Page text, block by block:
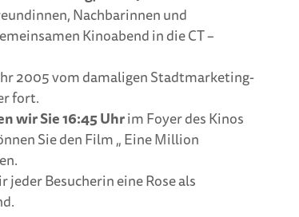
Nachbarinnen und
Kinoabend in die CT –
2005 vom damaligen Stadtmarketing-
fort.
wir Sie 16:45 Uhrim Foyer des Kinos
Sie den Film „ Eine Million
Besucherin eine Rose als
Bunte Feenstäbe
waren beim
Frühlingsbasteln der
Frühlingsbasteln mit
pflanzen und
neuen